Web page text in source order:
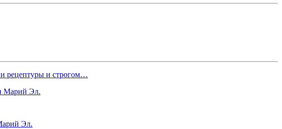
рецептуры и строгом…
Эл.